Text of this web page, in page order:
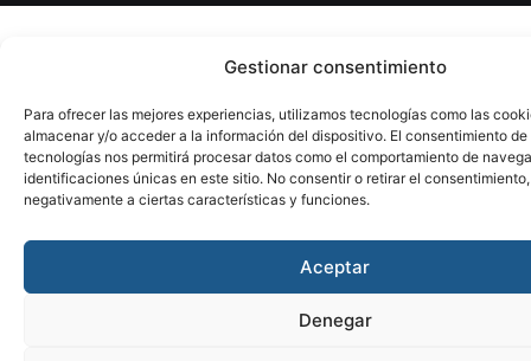
Gestionar consentimiento
Para ofrecer las mejores experiencias, utilizamos tecnologías como las
almacenar y/o acceder a la información del dispositivo. El consentimiento de
tecnologías nos permitirá procesar datos como el comportamiento de
identificaciones únicas en este sitio. No consentir o retirar el
negativamente a ciertas características y funciones.
Aceptar
Denegar